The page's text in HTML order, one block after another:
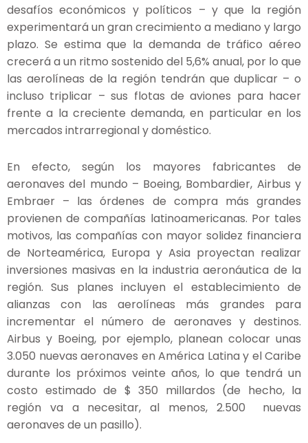
desafíos económicos y políticos – y que la región
experimentará un gran crecimiento a mediano y largo
plazo. Se estima que la demanda de tráfico aéreo
crecerá a un ritmo sostenido del 5,6% anual, por lo que
las aerolíneas de la región tendrán que duplicar – o
incluso triplicar – sus flotas de aviones para hacer
frente a la creciente demanda, en particular en los
mercados intrarregional y doméstico.
En efecto, según los mayores fabricantes de
aeronaves del mundo – Boeing, Bombardier, Airbus y
Embraer – las órdenes de compra más grandes
provienen de compañías latinoamericanas. Por tales
motivos, las compañías con mayor solidez financiera
de Norteamérica, Europa y Asia proyectan realizar
inversiones masivas en la industria aeronáutica de la
región. Sus planes incluyen el establecimiento de
alianzas con las aerolíneas más grandes para
incrementar el número de aeronaves y destinos.
Airbus y Boeing, por ejemplo, planean colocar unas
3.050 nuevas aeronaves en América Latina y el Caribe
durante los próximos veinte años, lo que tendrá un
costo estimado de $ 350 millardos (de hecho, la
región va a necesitar, al menos, 2.500 nuevas
aeronaves de un pasillo).